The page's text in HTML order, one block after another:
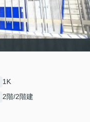
1K
2階/2階建